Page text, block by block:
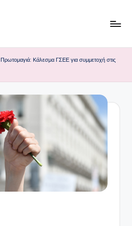
Πρωτομαγιά: Κάλεσμα ΓΣΕΕ για συμμετοχή στις